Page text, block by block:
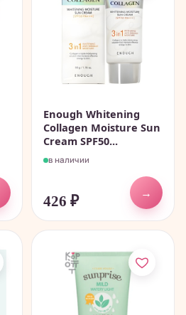
Enough Whitening
Collagen Moisture Sun
Cream SPF50...
в наличии
426 ₽
→